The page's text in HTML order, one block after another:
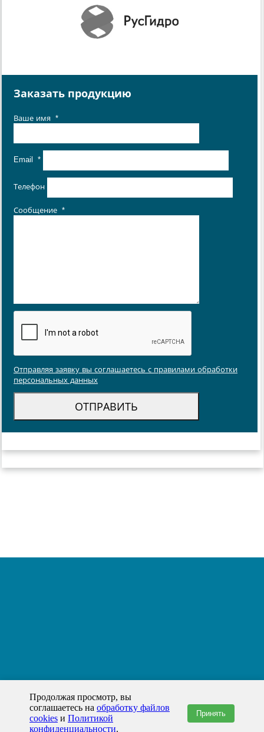
Заказать продукцию
Ваше имя *
Email *
Телефон
Сообщение *
Отправляя заявку вы соглашаетесь с правилами обработки
персональных данных
Продолжая просмотр, вы
соглашаетесь на обработку файлов
cookies и Политикой
конфиденциальности.
Принять